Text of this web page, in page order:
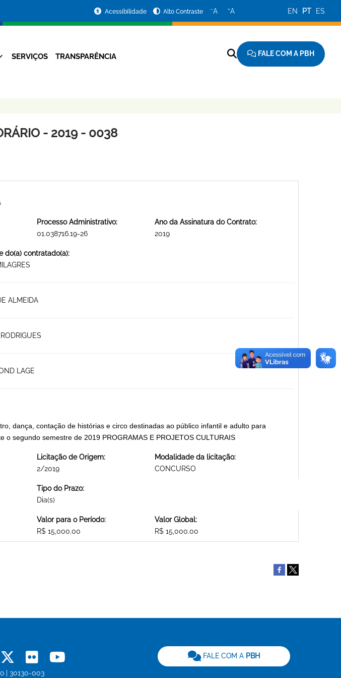
Acessibilidade Alto Contraste −A +A EN PT ES
SERVIÇOS TRANSPARÊNCIA FALE COM A PBH
- 2019 - 0038
Processo Administrativo:
01.038716.19-26
Ano da Assinatura do Contrato:
2019
do(a) contratado(a):
ALMEIDA
LAGE
dança, contação de histórias e circo destinadas ao público infantil e adulto para
o segundo semestre de 2019 PROGRAMAS E PROJETOS CULTURAIS
Licitação de Origem:
2/2019
Modalidade da licitação:
CONCURSO
Tipo do Prazo:
Dia(s)
Valor para o Período:
R$ 15,000.00
Valor Global:
R$ 15,000.00
Whatsapp
X Flickr
| 30130-003
FALE COM A PBH